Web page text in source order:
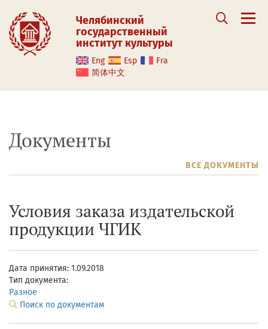
Челябинский
государственный
институт культуры
Eng Esp
Fra
简体中文
Документы
ВСЕ ДОКУМЕНТЫ
Условия заказа издательской
продукции ЧГИК
Дата принятия: 1.09.2018
Тип документа:
Разное
Поиск по документам